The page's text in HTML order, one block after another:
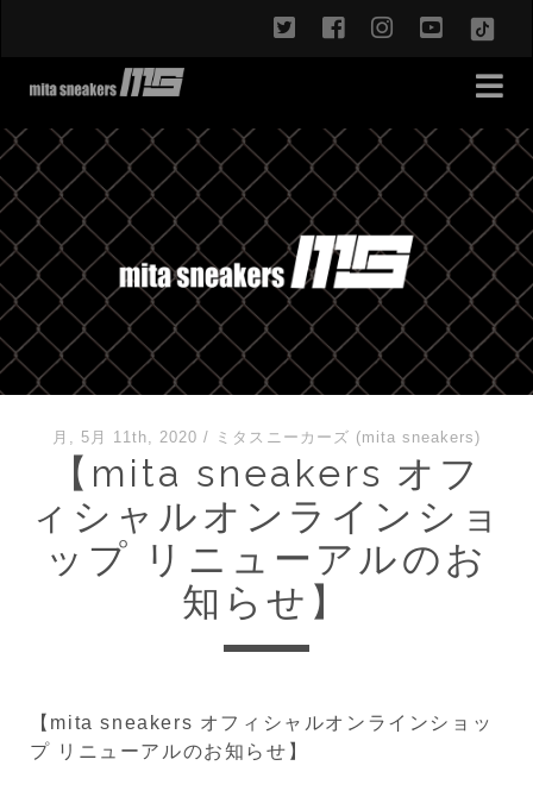
twitterfacebookinstagram
月, 5月 11th, 2020 / ミタスニーカーズ (mita sneakers)
【mita sneakers オフ
ィシャルオンラインショ
ップ リニューアルのお
知らせ】
【mita sneakers オフィシャルオンラインショッ
プ リニューアルのお知らせ】